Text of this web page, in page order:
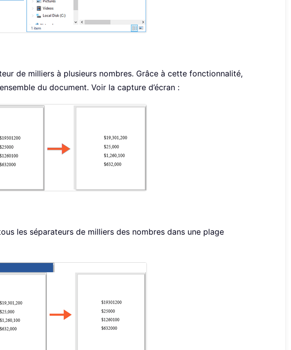
de milliers à plusieurs nombres. Grâce à cette fonctionnalité,
du document. Voir la capture d’écran :
les séparateurs de milliers des nombres dans une plage